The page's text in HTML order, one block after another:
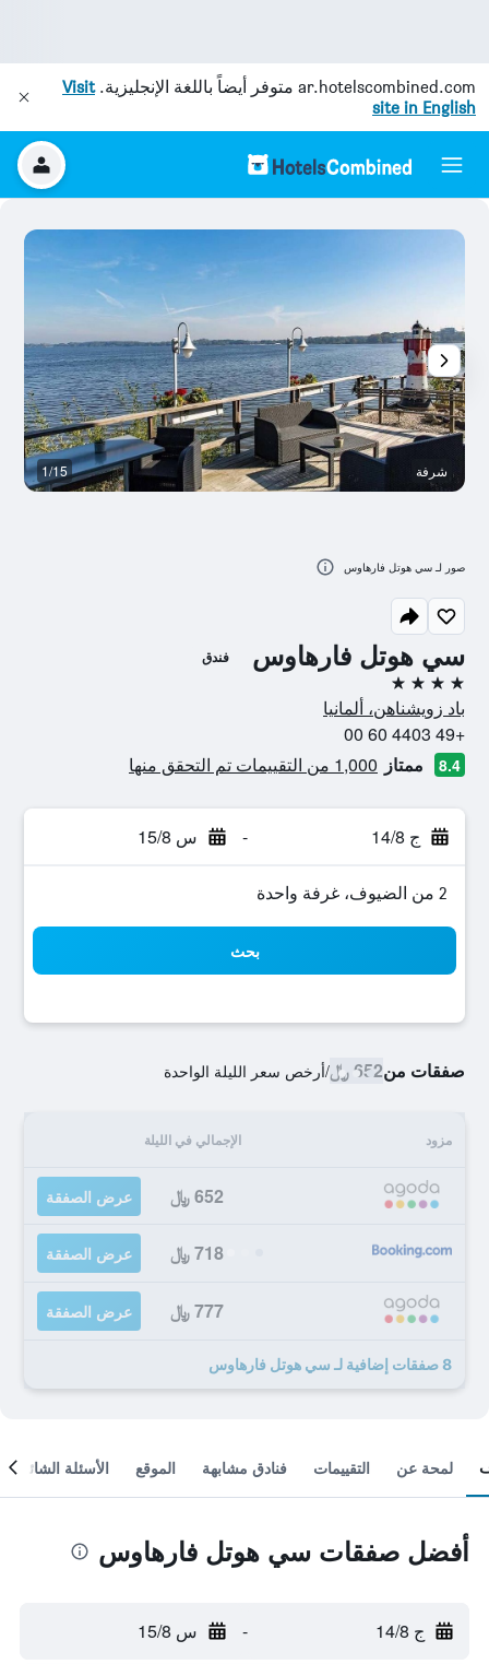
ar.hotelscombined.com متوفر أيضاً باللغة الإنجليزية.Visit
site in English
سي هوتل فارهاوس فندق
4 نجوم
باد زويشناهن، ألمانيا
+49 4403 60 00
8.4 ممتاز 1,000 من التقييمات تم التحقق منها
ج 14/8 - س 15/8
2 من الضيوف، غرفة واحدة
بحث
صفقات من652 ﷼ /أرخص سعر الليلة الواحدة
مزود الإجمالي في الليلة
652 ﷼ عرض الصفقة
718 ﷼ عرض الصفقة
777 ﷼ عرض الصفقة
8 صفقات إضافية لـ سي هوتل فارهاوس
شرفة 1/15
صور لـ سي هوتل فارهاوس
لمحة عن التقييمات فنادق مشابهة الموقع الأسئلة الشائعة
أفضل صفقات سي هوتل فارهاوس
ج 14/8 - س 15/8